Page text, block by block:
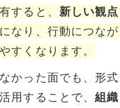
すると、 新しい観
なり、行動につな
すくなります。
かった面でも、形
用することで、組